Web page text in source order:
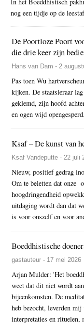
nog een tijdje op de
De Poortloze Poort
die drie keer zijn
Hans van Dam - 2
Pas toen Wu
kijken. De staatsleraar
geklemd, zijn hoofd
en ogen wijd opengesperd.
Ksaf – De kunst van
Ksaf Vandeputte - 22 juli
Nieuw, positief gedrag
Om te beletten dat onze
hoogdringendheid
uitdaging wordt dan dat
is voor onszelf en voor
Boeddhistische
gastauteur - 17 mei 2026
Arjan Mulder: 'Het
weet dat dit niet wordt
bijeenkomsten. De
heb bezocht, leverden
interpretaties en rituelen,